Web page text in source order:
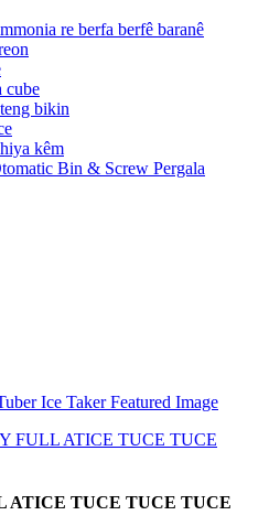
re berfa berfê baranê
cube
bikin
kêm
Bin & Screw Pergala
ATICE TUCE TUCE TUCE